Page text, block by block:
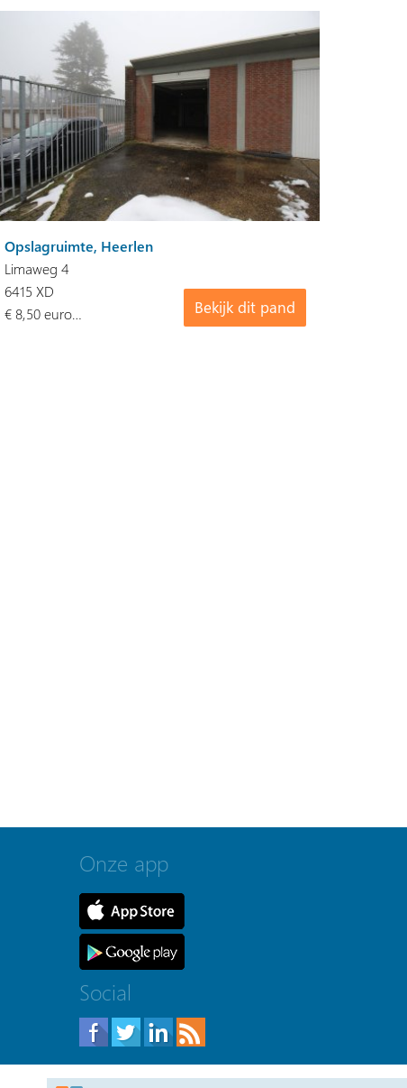
Opslagruimte, Heerlen
Limaweg 4
Bekijk dit pand
6415 XD
€ 8,50 euro…
Onze app
Social